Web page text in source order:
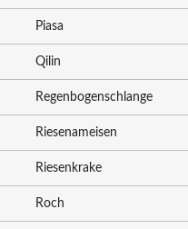
Piasa
Qilin
Regenbogenschlange
Riesenameisen
Riesenkrake
Roch